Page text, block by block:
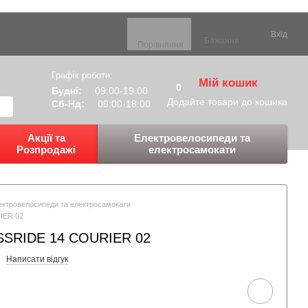
Порівняння
Бажання
Вхід
Графік роботи:
Будні:
09:00-19.00
Сб-Нд:
09:00-18:00
0 Мій кошик
Додайте товари до кошика
Акції та
Розпродажі
Електровелосипеди та
електросамокати
та електросамокати
02
14 COURIER 02
Написати відгук